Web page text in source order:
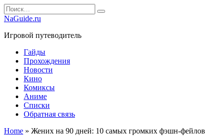
Перейти
к
Search
for:
NaGuide.ru
Игровой путеводитель
Гайды
Прохождения
Новости
Кино
Комиксы
Аниме
Списки
Обратная связь
Home » Жених на 90 дней: 10 самых громких фэшн-фейлов